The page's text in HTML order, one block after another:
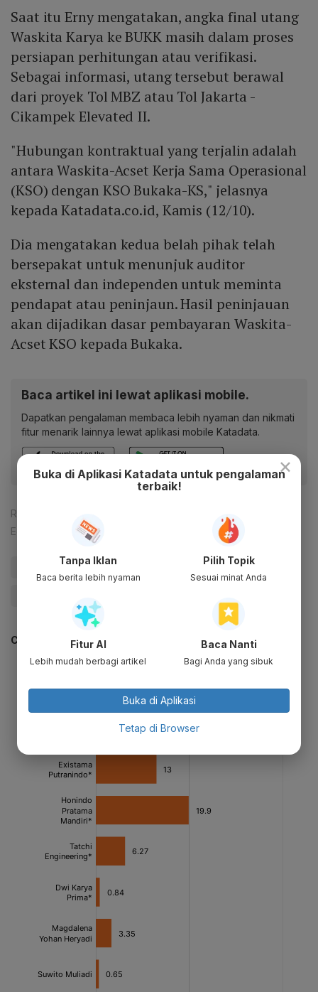
Saat itu Erny mengatakan, angka final utang
Waskita Karya ke BUKK masih dalam proses
persiapan perhitungan atau verifikasi.
Sebagai informasi, utang tersebut berawal
dari proyek Tol MBZ atau Tol Jakarta -
Cikampek Elevated II.
"Hubungan kontraktual yang terjalin adalah
antara Waskita-Acset Kerja Sama Operasional
(KSO) dengan KSO Bukaka-KS," jelasnya
kepada Katadata.co.id, Kamis (12/10).
Dia mengatakan kedua belah pihak telah
bersepakat untuk menunjuk auditor
eksternal dan independen untuk meminta
pendapat atau peninjaun. Hasil peninjauan
akan dijadikan dasar pembayaran Waskita-
Acset KSO kepada Bukaka.
Baca artikel ini lewat aplikasi mobile.
Dapatkan pengalaman membaca lebih nyaman dan nikmati
fitur menarik lainnya lewat aplikasi mobile Katadata.
Reporter:
Editor:
Syahrizal Sidik
#Gugatan #Bukaka
CEK JUGA DATA INI
×
Buka di Aplikasi Katadata untuk pengalaman
terbaik!
Tanpa Iklan
Baca berita lebih nyaman
Pilih Topik
Sesuai minat Anda
Fitur AI
Lebih mudah berbagi artikel
Baca Nanti
Bagi Anda yang sibuk
Buka di Aplikasi
Tetap di Browser